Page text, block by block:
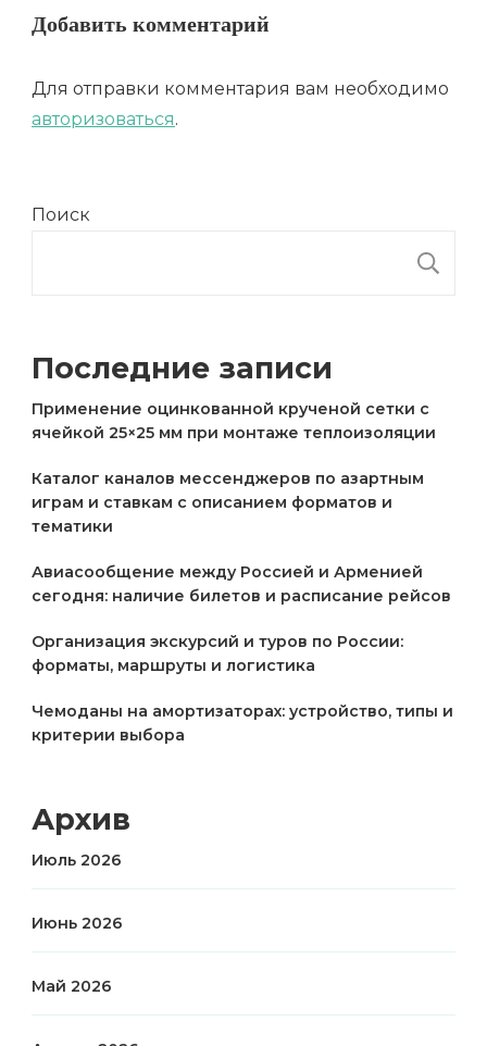
Добавить комментарий
Для отправки комментария вам необходимо
авторизоваться.
Поиск
Последние записи
Применение оцинкованной крученой сетки с
ячейкой 25×25 мм при монтаже теплоизоляции
Каталог каналов мессенджеров по азартным
играм и ставкам с описанием форматов и
тематики
Авиасообщение между Россией и Арменией
сегодня: наличие билетов и расписание рейсов
Организация экскурсий и туров по России:
форматы, маршруты и логистика
Чемоданы на амортизаторах: устройство, типы и
критерии выбора
Архив
Июль 2026
Июнь 2026
Май 2026